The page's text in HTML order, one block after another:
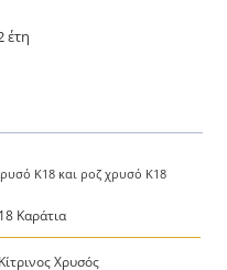
έτη
Κ18 και ροζ χρυσό Κ18
18 Καράτια
Κίτρινος Χρυσός